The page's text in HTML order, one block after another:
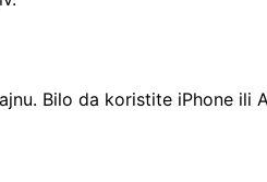
Bilo da koristite iPhone ili